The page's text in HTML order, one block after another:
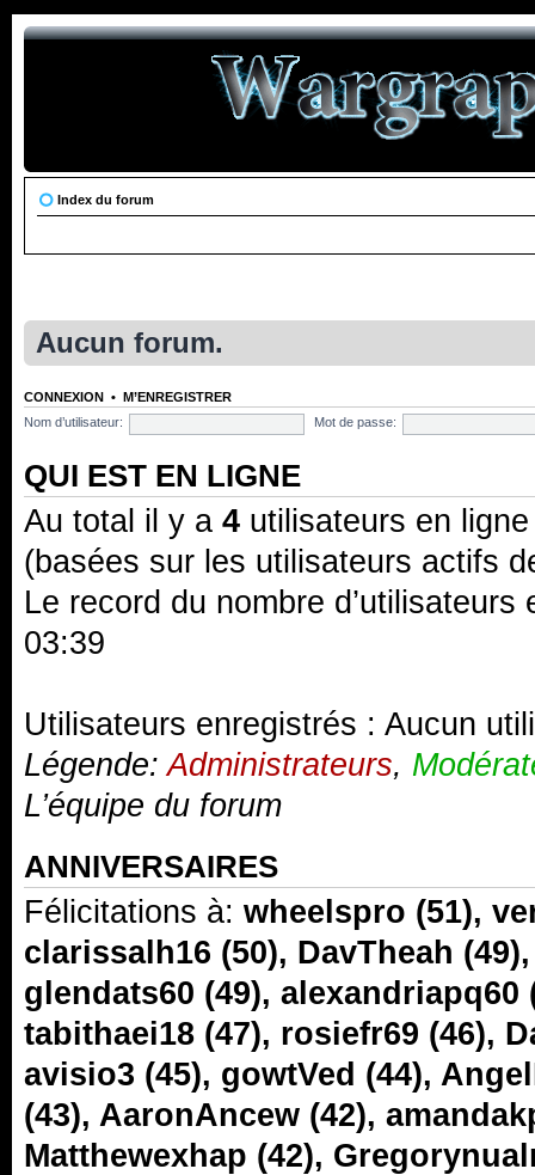
Index du forum
Aucun forum.
CONNEXION • M’ENREGISTRER
Nom d’utilisateur:
Mot de passe:
QUI EST EN LIGNE
Au total il y a 4 utilisateurs en
(basées sur les utilisateurs actifs
Le record du nombre
03:39
Utilisateurs enregistrés : Aucun
Légende:Administrateurs,
L’équipe du forum
ANNIVERSAIRES
Félicitations à: wheelspro (51),
clarissalh16 (50), DavTheah
glendats60 (49), alexandriapq60
tabithaei18 (47), rosiefr69 (46),
avisio3 (45), gowtVed (44),
(43), AaronAncew (42),
Matthewexhap (42),